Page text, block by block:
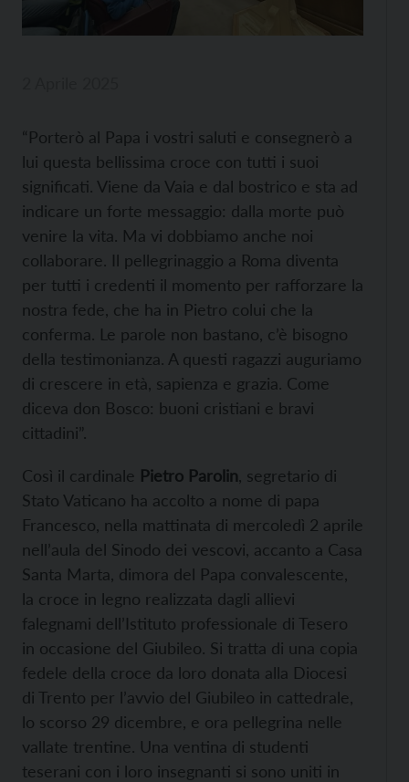
“Porterò al Papa i vostri saluti e consegnerò a
lui questa bellissima croce con tutti i suoi
significati. Viene da Vaia e dal bostrico e sta ad
indicare un forte messaggio: dalla morte può
venire la vita. Ma vi dobbiamo anche noi
collaborare. Il pellegrinaggio a Roma diventa
per tutti i credenti il momento per rafforzare la
nostra fede, che ha in Pietro colui che la
conferma. Le parole non bastano, c’è bisogno
della testimonianza. A questi ragazzi auguriamo
di crescere in età, sapienza e grazia. Come
diceva don Bosco: buoni cristiani e bravi
cittadini”.
Così il cardinale Pietro Parolin , segretario di
Stato Vaticano ha accolto a nome di papa
Francesco, nella mattinata di mercoledì 2 aprile
nell’aula del Sinodo dei vescovi, accanto a Casa
Santa Marta, dimora del Papa convalescente,
la croce in legno realizzata dagli allievi
falegnami dell’Istituto professionale di Tesero
in occasione del Giubileo. Si tratta di una copia
fedele della croce da loro donata alla Diocesi
di Trento per l’avvio del Giubileo in cattedrale,
lo scorso 29 dicembre, e ora pellegrina nelle
vallate trentine. Una ventina di studenti
teserani con i loro insegnanti si sono uniti in